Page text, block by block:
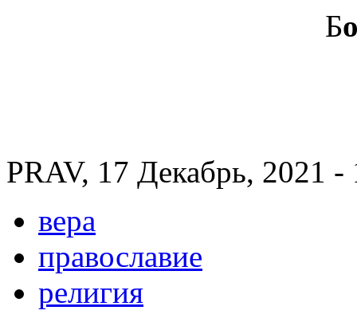
Б
PRAV, 17 Декабрь, 2021 -
вера
православие
религия